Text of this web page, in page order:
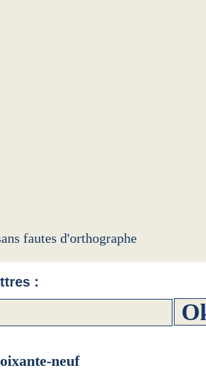
fautes d'orthographe
:
neuf